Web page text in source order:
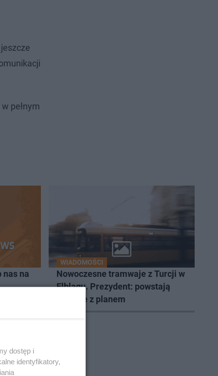
pełnym
nas na
WIADOMOŚCI
Nowoczesne tramwaje z Turcji w
Elblągu. Prezydent: powstają
zgodnie z planem
dostęp i
identyfikatory,